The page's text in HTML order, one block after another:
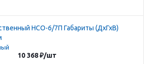
HCO-6/7П Габариты (ДхГхВ)
10 368₽/шт